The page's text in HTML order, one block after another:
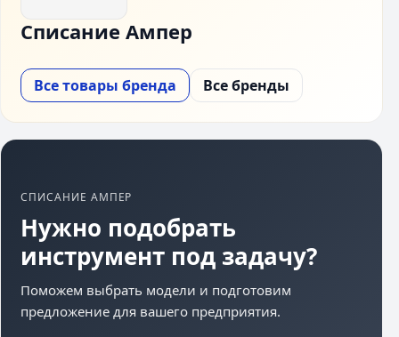
Списание Ампер
Все товары бренда Все бренды
СПИСАНИЕ АМПЕР
Нужно подобрать
инструмент под задачу?
Поможем выбрать модели и подготовим
предложение для вашего предприятия.